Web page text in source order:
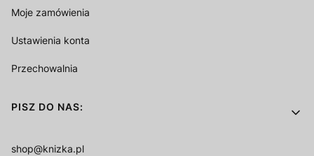
Moje zamówienia
Ustawienia konta
Przechowalnia
PISZ DO NAS:
shop@knizka.pl